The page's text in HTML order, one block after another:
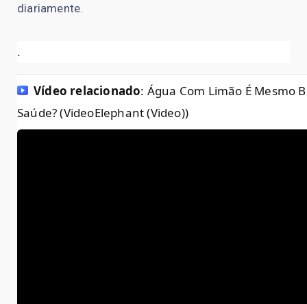
diariamente.
.
Vídeo relacionado: Água Com Limão É Mesmo
Saúde? (VideoElephant (Video))